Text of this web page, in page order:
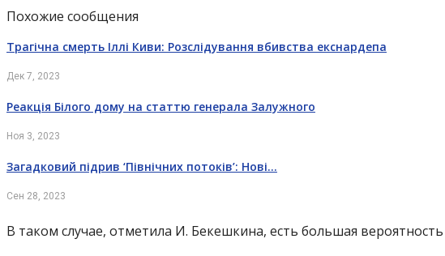
Похожие сообщения
Трагічна смерть Іллі Киви: Розслідування вбивства екснардепа
Дек 7, 2023
Реакція Білого дому на статтю генерала Залужного
Ноя 3, 2023
Загадковий підрив ‘Північних потоків’: Нові…
Сен 28, 2023
В таком случае, отметила И. Бекешкина, есть большая